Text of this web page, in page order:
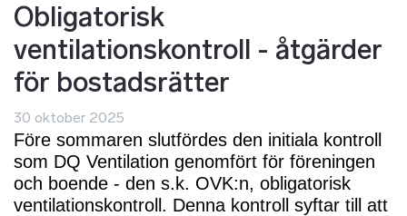
Obligatorisk
ventilationskontroll - åtgärder
för bostadsrätter
30 oktober 2025
Före sommaren slutfördes den initiala kontroll
som DQ Ventilation genomfört för föreningen
och boende - den s.k. OVK:n, obligatorisk
ventilationskontroll. Denna kontroll syftar till att